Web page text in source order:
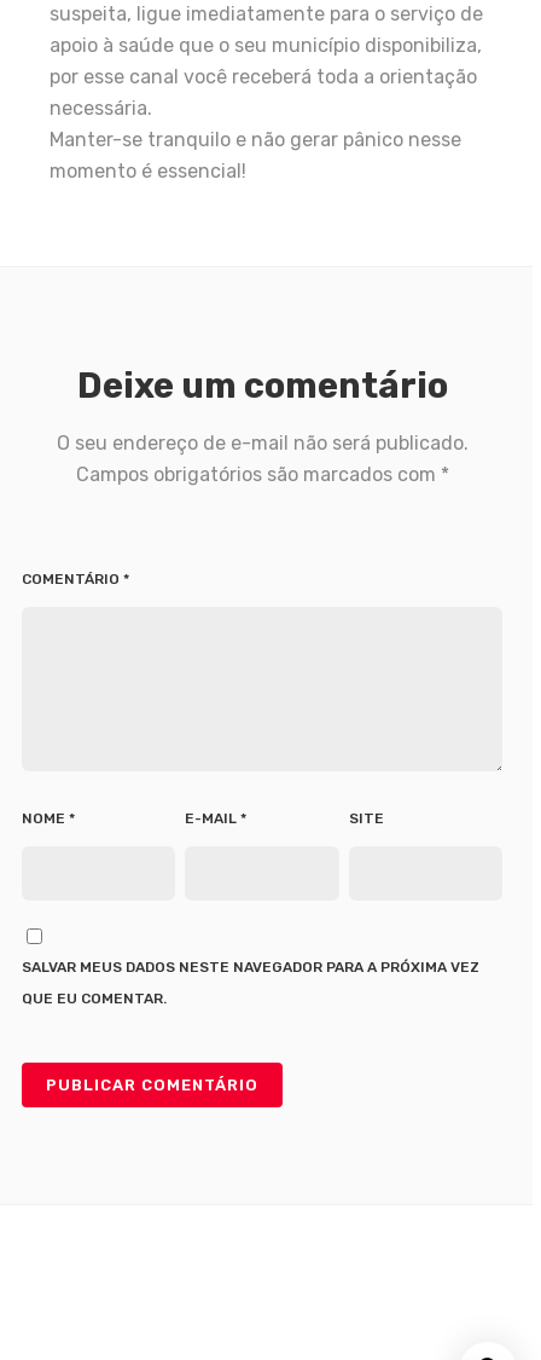
suspeita, ligue imediatamente para o serviço de
apoio à saúde que o seu município disponibiliza,
por esse canal você receberá toda a orientação
necessária.
Manter-se tranquilo e não gerar pânico nesse
momento é essencial!
Deixe um comentário
O seu endereço de e-mail não será publicado.
Campos obrigatórios são marcados com *
COMENTÁRIO *
NOME * E-MAIL* SITE
SALVAR MEUS DADOS NESTE NAVEGADOR PARA A PRÓXIMA VEZ
QUE EU COMENTAR.